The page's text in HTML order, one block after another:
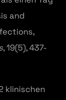
and
, 19(5), 437-
klinischen